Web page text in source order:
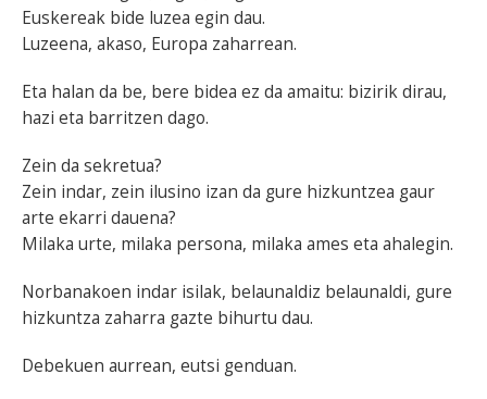
Euskereak bide luzea egin dau.
Luzeena, akaso, Europa zaharrean.
Eta halan da be, bere bidea ez da amaitu: bizirik dirau,
hazi eta barritzen dago.
Zein da sekretua?
Zein indar, zein ilusino izan da gure hizkuntzea gaur
arte ekarri dauena?
Milaka urte, milaka persona, milaka ames eta ahalegin.
Norbanakoen indar isilak, belaunaldiz belaunaldi, gure
hizkuntza zaharra gazte bihurtu dau.
Debekuen aurrean, eutsi genduan.